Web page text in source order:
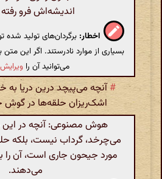
اندیشه‌اش فرو
اخطار: برگردان‌های تولید
بسیاری از موارد نادرستند. اگر این
می‌توانید آن را ویرایش
#آنچه می‌پیچد درین دریا
اشک‌ریزان حلقه‌ها در گوش
هوش مصنوعی: آنچه در این
می‌چرخد، گرداب نیست، بلکه
مورد جیحون جاری است، آن
می‌دهند.